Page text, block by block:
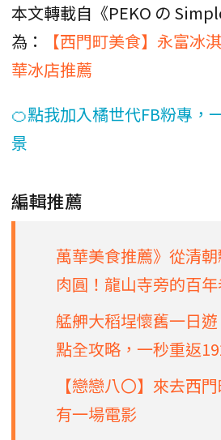
本文轉載自《PEKO の
為：
【西門町美食】永富冰
華冰店推薦
🍊點我加入橘世代FB粉專，
景
編輯推薦
萬華美食推薦》從清
肉圓！龍山寺旁的百
艋舺大稻埕懷舊一日
點全攻略，一秒重返
【戀戀八〇】來去西
有一場電影